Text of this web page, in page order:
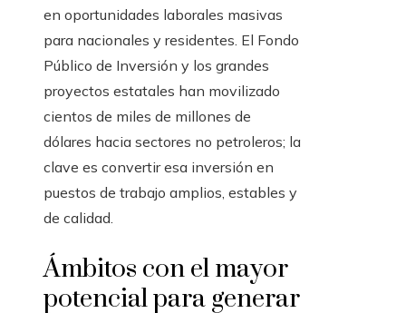
en oportunidades laborales masivas
para nacionales y residentes. El Fondo
Público de Inversión y los grandes
proyectos estatales han movilizado
cientos de miles de millones de
dólares hacia sectores no petroleros; la
clave es convertir esa inversión en
puestos de trabajo amplios, estables y
de calidad.
Ámbitos con el mayor
potencial para generar